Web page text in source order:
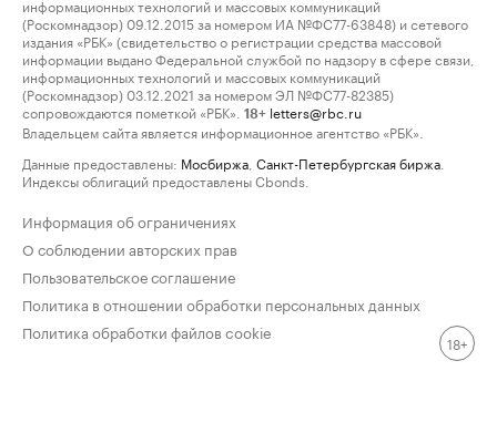
информационных технологий и массовых коммуникаций
(Роскомнадзор) 09.12.2015 за номером ИА №ФС77-63848) и сетевого
издания «РБК» (свидетельство о регистрации средства массовой
информации выдано Федеральной службой по надзору в сфере связи,
информационных технологий и массовых коммуникаций
(Роскомнадзор) 03.12.2021 за номером ЭЛ №ФС77-82385)
сопровождаются пометкой «РБК».
18+ letters@rbc.ru
Владельцем сайта является информационное агентство «РБК».
Данные предоставлены: Мосбиржа Санкт-Петербургская биржа
Индексы облигаций предоставлены Cbonds.
Информация об ограничениях
О соблюдении авторских прав
Пользовательское соглашение
Политика в отношении обработки персональных данных
Политика обработки файлов cookie
18+